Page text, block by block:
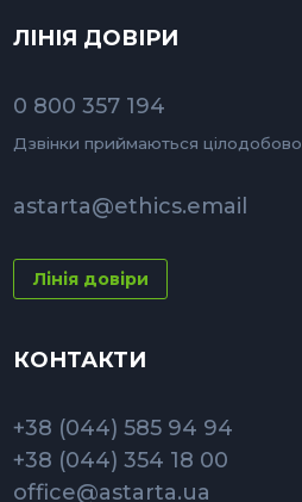
ЛІНІЯ ДОВІРИ
0 800 357 194
Дзвінки приймаються цілодобово
astarta@ethics.email
Лінія довіри
КОНТАКТИ
+38 (044) 585 94 94
+38 (044) 354 18 00
office@astarta.ua